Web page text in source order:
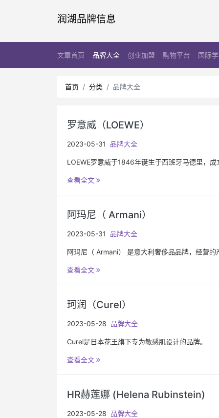
润湖品牌信息
文章首页 品牌大全 创业加盟 购物平台 国际
首页 分类 品牌大全
罗意威（LOEWE）
2023-05-31 品牌大全
LOEWE罗意威于1846年诞生于西班牙马德里，成
查看全文
阿玛尼（ Armani）
2023-05-31 品牌大全
阿玛尼（ Armani） 是意大利奢侈品品牌，经营的
查看全文
珂润（Curel）
2023-05-28 品牌大全
Curel是日本花王旗下专为敏感肌设计的品牌。
查看全文
HR赫莲娜 (Helena Rubinstein)
2023-05-28 品牌大全